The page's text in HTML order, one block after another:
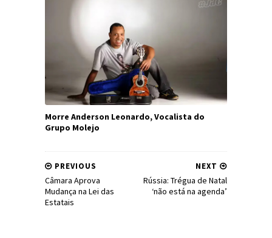
Morre Anderson Leonardo, Vocalista do
Grupo Molejo
NEXT
Rússia: Trégua de Natal
‘não está na agenda’
PREVIOUS
Câmara Aprova
Mudança na Lei das
Estatais